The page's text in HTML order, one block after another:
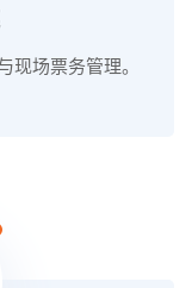
现场票务管理。